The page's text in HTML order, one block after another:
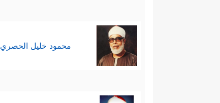
محمود خليل الحصري